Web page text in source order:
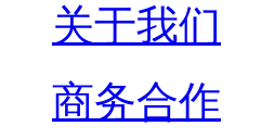
关于我们
商务合作